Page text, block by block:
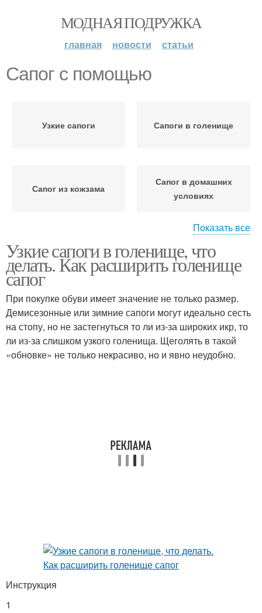
МОДНАЯ ПОДРУЖКА
главная новости статьи
Сапог с помощью
Узкие сапоги Сапоги в голенище
Сапог из кожзама
Сапог в домашних
условиях
Кожаные сапоги
условиях
Зимние сапоги Сапог на меху
Показать все
Узкие сапоги в голенище, что
делать. Как расширить голенище
сапог
При покупке обуви имеет значение не только размер.
Демисезонные или зимние сапоги могут идеально сесть
на стопу, но не застегнуться то ли из-за широких икр, то
ли из-за слишком узкого голенища. Щеголять в такой
«обновке» не только некрасиво, но и явно неудобно.
Инструкция
1